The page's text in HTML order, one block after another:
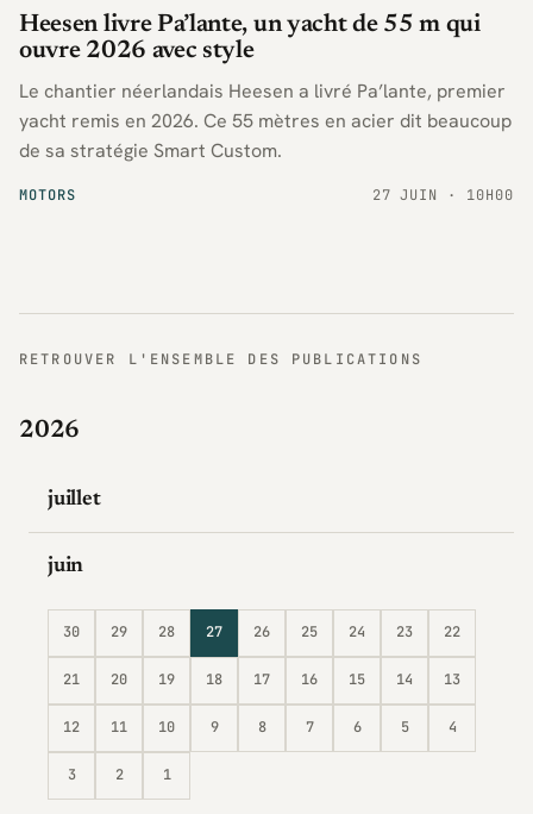
MOTORS
Heesen livre Pa’lante, un yacht de 55 m qui
ouvre 2026 avec style
Le chantier néerlandais Heesen a livré Pa’lante, premier
yacht remis en 2026. Ce 55 mètres en acier dit beaucoup
de sa stratégie Smart Custom.
27 JUIN · 10H00
RETROUVER L'ENSEMBLE DES PUBLICATIONS
2026
juillet
juin
30 29 28 27 26 25 24 23 22
21 20 19 18 17 16 15 14 13
12 11 10 9 8 7 6 5 4
3 2 1